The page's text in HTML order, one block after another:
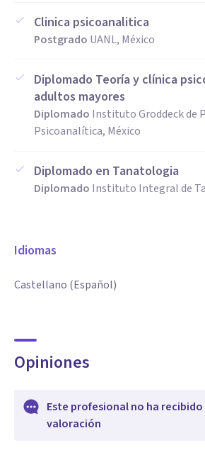
Clinica psicoanalitica
Postgrado UANL, México
Diplomado Teoría y clínica
adultos mayores
Diplomado Instituto Groddeck de
Psicoanalítica, México
Diplomado en Tanatologia
Diplomado Instituto Integral de
Idiomas
Castellano (Español)
Opiniones
Este profesional no ha
valoración